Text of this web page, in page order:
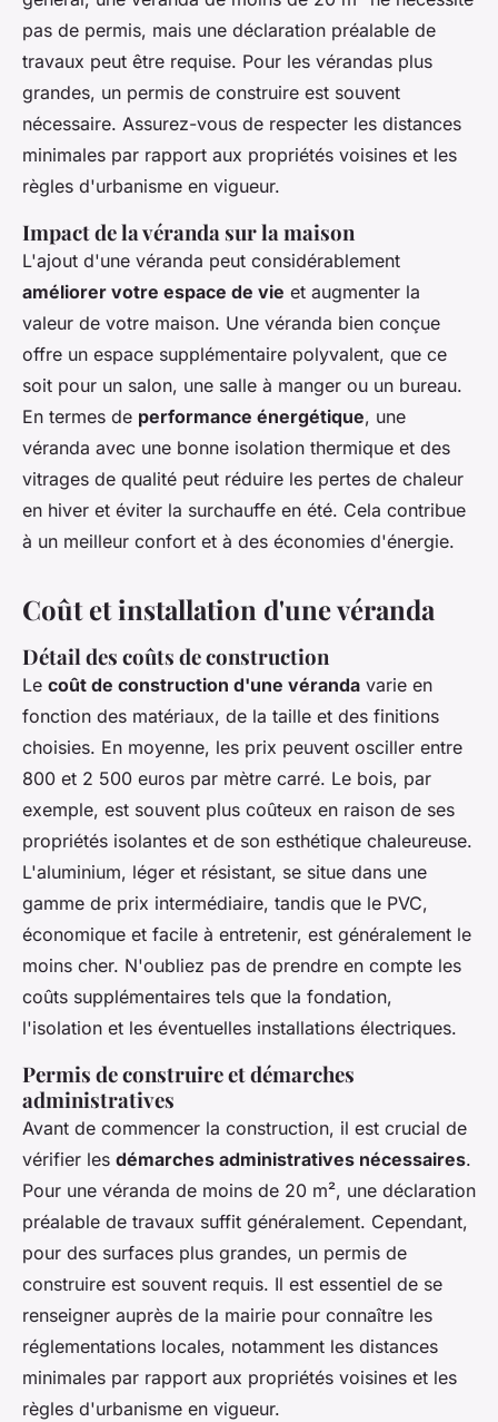
pas de permis, mais une déclaration préalable de
travaux peut être requise. Pour les vérandas plus
grandes, un permis de construire est souvent
nécessaire. Assurez-vous de respecter les distances
minimales par rapport aux propriétés voisines et les
règles d'urbanisme en vigueur.
Impact de la véranda sur la maison
L'ajout d'une véranda peut considérablement
améliorer votre espace de vie et augmenter la
valeur de votre maison. Une véranda bien conçue
offre un espace supplémentaire polyvalent, que ce
soit pour un salon, une salle à manger ou un bureau.
En termes de performance énergétique, une
véranda avec une bonne isolation thermique et des
vitrages de qualité peut réduire les pertes de chaleur
en hiver et éviter la surchauffe en été. Cela contribue
à un meilleur confort et à des économies d'énergie.
Coût et installation d'une véranda
Détail des coûts de construction
Le coût de construction d'une véranda varie en
fonction des matériaux, de la taille et des finitions
choisies. En moyenne, les prix peuvent osciller entre
800 et 2 500 euros par mètre carré. Le bois, par
exemple, est souvent plus coûteux en raison de ses
propriétés isolantes et de son esthétique chaleureuse.
L'aluminium, léger et résistant, se situe dans une
gamme de prix intermédiaire, tandis que le PVC,
économique et facile à entretenir, est généralement le
moins cher. N'oubliez pas de prendre en compte les
coûts supplémentaires tels que la fondation,
l'isolation et les éventuelles installations électriques.
Permis de construire et démarches
administratives
Avant de commencer la construction, il est crucial de
vérifier les démarches administratives nécessaires.
Pour une véranda de moins de 20 m², une déclaration
préalable de travaux suffit généralement. Cependant,
pour des surfaces plus grandes, un permis de
construire est souvent requis. Il est essentiel de se
renseigner auprès de la mairie pour connaître les
réglementations locales, notamment les distances
minimales par rapport aux propriétés voisines et les
règles d'urbanisme en vigueur.